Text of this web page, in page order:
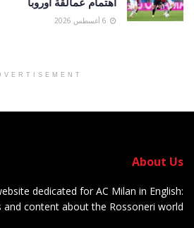
About Us
dedicated for AC Milan in English:
and content about the Rossoneri world.